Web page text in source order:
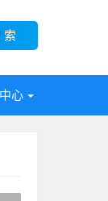
心